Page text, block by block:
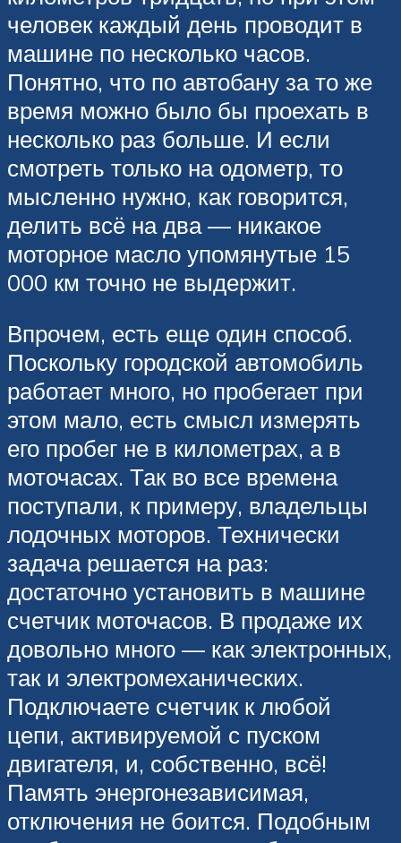
человек каждый день проводит в
машине по несколько часов.
Понятно, что по автобану за то же
время можно было бы проехать в
несколько раз больше. И если
смотреть только на одометр, то
мысленно нужно, как говорится,
делить всё на два — никакое
моторное масло упомянутые 15
000 км точно не выдержит.
Впрочем, есть еще один способ.
Поскольку городской автомобиль
работает много, но пробегает при
этом мало, есть смысл измерять
его пробег не в километрах, а в
моточасах. Так во все времена
поступали, к примеру, владельцы
лодочных моторов. Технически
задача решается на раз:
достаточно установить в машине
счетчик моточасов. В продаже их
довольно много — как электронных,
так и электромеханических.
Подключаете счетчик к любой
цепи, активируемой с пуском
двигателя, и, собственно, всё!
Память энергонезависимая,
отключения не боится. Подобным